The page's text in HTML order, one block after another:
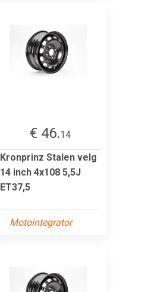
€ 46.14
Kronprinz Stalen velg
14 inch 4x108 5,5J
ET37,5
Motointegrator